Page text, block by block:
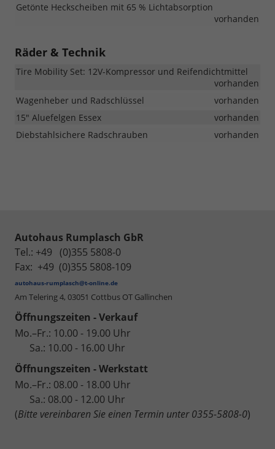
Getönte Heckscheiben mit 65 % Lichtabsorption
vorhanden
Räder & Technik
Tire Mobility Set: 12V-Kompressor und Reifendichtmittel
vorhanden
Wagenheber und Radschlüssel
vorhanden
15" Aluefelgen Essex
vorhanden
Diebstahlsichere Radschrauben
vorhanden
Autohaus Rumplasch GbR
Tel.: +49 (0)355 5808-0
Fax: +49 (0)355 5808-109
autohaus-rumplasch@t-online.de
Am Telering 4, 03051 Cottbus OT Gallinchen
Öffnungszeiten - Verkauf
Mo.–Fr.: 10.00 - 19.00 Uhr
Sa.: 10.00 - 16.00 Uhr
Öffnungszeiten - Werkstatt
Mo.–Fr.: 08.00 - 18.00 Uhr
Sa.: 08.00 - 12.00 Uhr
(Bitte vereinbaren Sie einen Termin unter 0355-5808-0)